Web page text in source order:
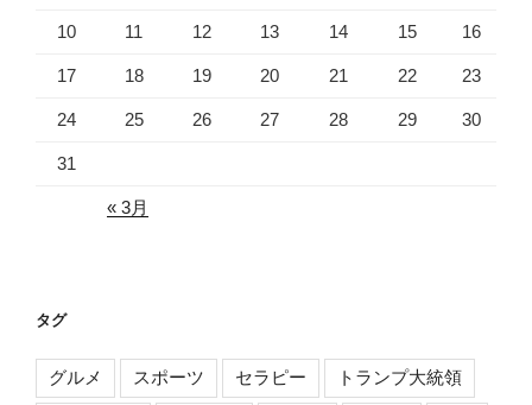
10 11 12 13 14 15 16
17 18 19 20 21 22 23
24 25 26 27 28 29 30
31
« 3月
タグ
グルメ スポーツ セラピー トランプ大統領